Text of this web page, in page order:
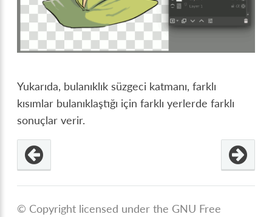
Yukarıda, bulanıklık süzgeci katmanı, farklı
kısımlar bulanıklaştığı için farklı yerlerde farklı
sonuçlar verir.
© Copyright licensed under the GNU Free